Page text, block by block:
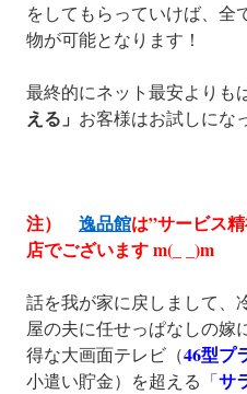
をしてもらっていけば、全
物が可能となります！
最終的にネット最安よりも
える」 お客様はお試しにな
注） 逸品館は”サービス
店でございますm(_ _)m
話を我が家に戻しまして、
屋の夫に任せっぱなしの嫁
得な大画面テレビ（46型プ
小遣い貯金）を超える「サ